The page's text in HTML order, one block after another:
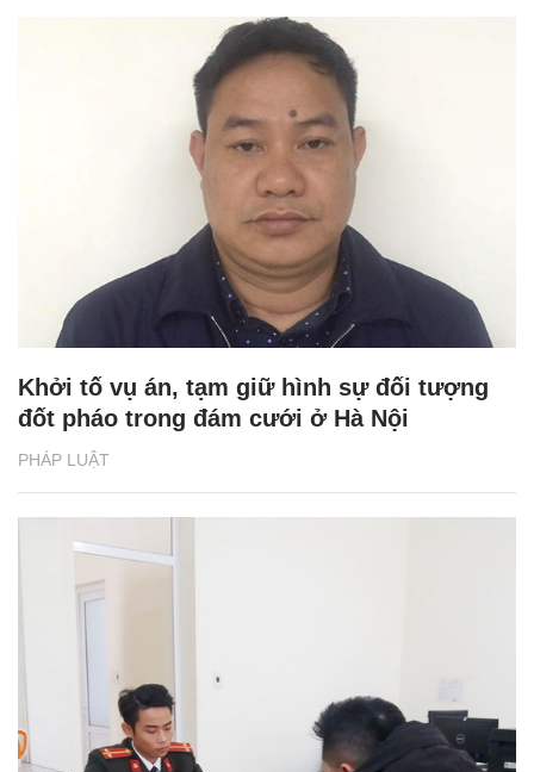
PHÁP LUẬT
Khởi tố vụ án, tạm giữ hình sự đối tượng
đốt pháo trong đám cưới ở Hà Nội